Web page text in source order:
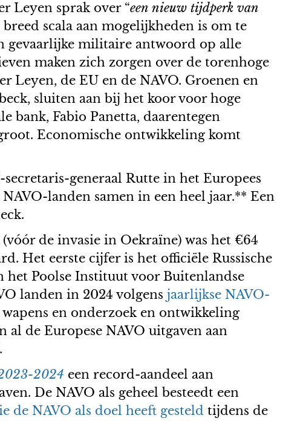
Leyen sprak over “een nieuw tijdperk van
scala aan mogelijkheden is om te
gevaarlijke militaire antwoord op alle
maken zich zorgen over de torenhoge
Leyen, de EU en de NAVO. Groenen en
sluiten aan bij het koor voor hoge
bank, Fabio Panetta, daarentegen
Economische ontwikkeling komt
generaal Rutte in het Europees
landen samen in een heel jaar.** Een
de invasie in Oekraïne) was het €64
Het eerste cijfer is het officiële Russische
het Poolse Instituut voor Buitenlandse
landen in 2024 volgens jaarlijkse NAVO-
en onderzoek en ontwikkeling
al de Europese NAVO uitgaven aan
2024 een record-aandeel aan
De NAVO als geheel besteedt een
de NAVO als doel heeft gesteld tijdens de